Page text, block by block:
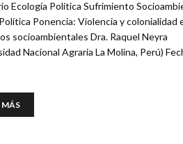
Ecología Política Sufrimiento
Ponencia: Violencia y colonialidad
socioambientales Dra. Raquel Neyra
Nacional Agraria La Molina, Perú)
MÁS